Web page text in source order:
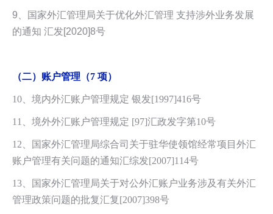
9、国家外汇管理局关于优化外汇管理 支持涉外业务发展
的通知 汇发[2020]8号
（二）账户管理（7 项）
10、境内外汇账户管理规定 银发[1997]416号
11、境外外汇账户管理规定 [97]汇政发字第10号
12、国家外汇管理局综合司关于驻华使领馆经常项目外汇
账户管理有关问题的通知汇综发[2007]114号
13、国家外汇管理局关于对公外汇账户业务涉及有关外汇
管理政策问题的批复汇复[2007]398号